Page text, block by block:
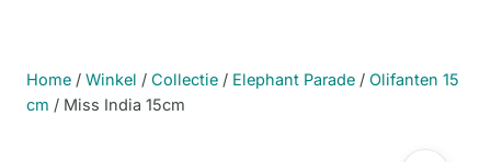
Home / Winkel / Collectie / Elephant Parade / Olifanten 15
cm / Miss India 15cm